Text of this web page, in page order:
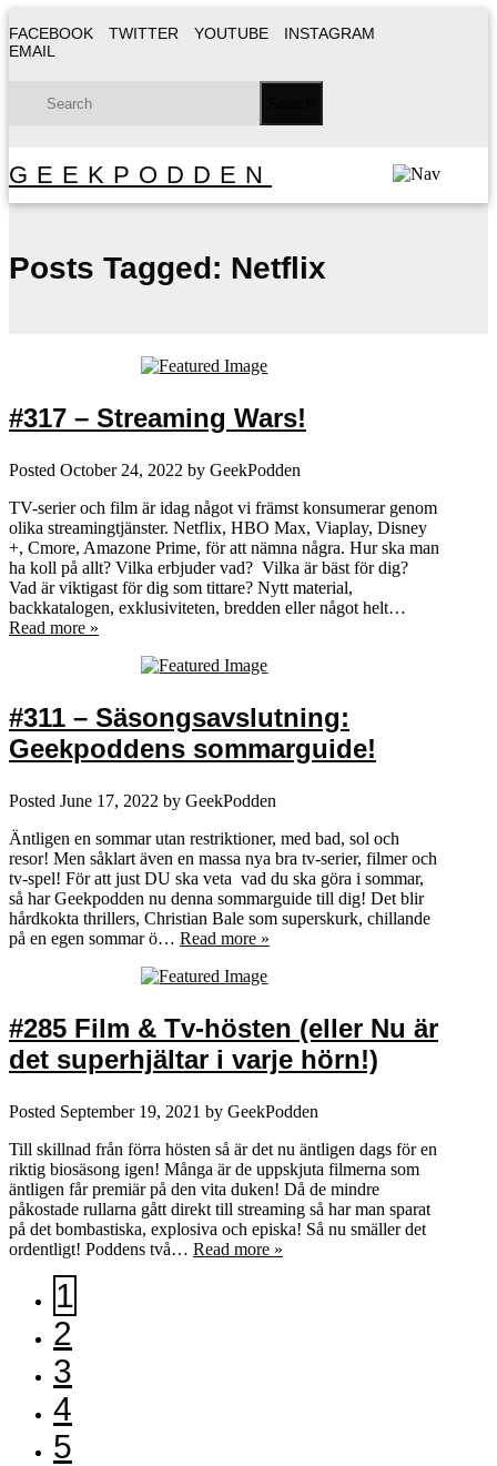
FACEBOOK TWITTER YOUTUBE
INSTAGRAM
EMAIL
GEEKPODDEN
Posts Tagged: Netflix
#317 – Streaming Wars!
Posted October 24, 2022 by GeekPodden
TV-serier och film är idag något vi främst konsumerar genom
olika streamingtjänster. Netflix, HBO Max, Viaplay, Disney
+, Cmore, Amazone Prime, för att nämna några. Hur ska man
ha koll på allt? Vilka erbjuder vad? Vilka är bäst för dig?
Vad är viktigast för dig som tittare? Nytt material,
backkatalogen, exklusiviteten, bredden eller något helt…
Read more »
#311 – Säsongsavslutning:
Geekpoddens sommarguide!
Posted June 17, 2022 by GeekPodden
Äntligen en sommar utan restriktioner, med bad, sol och
resor! Men såklart även en massa nya bra tv-serier, filmer och
tv-spel! För att just DU ska veta vad du ska göra i sommar,
så har Geekpodden nu denna sommarguide till dig! Det blir
hårdkokta thrillers, Christian Bale som superskurk, chillande
på en egen sommar ö… Read more »
#285 Film & Tv-hösten (eller Nu är
det superhjältar i varje hörn!)
Posted September 19, 2021 by GeekPodden
Till skillnad från förra hösten så är det nu äntligen dags för en
riktig biosäsong igen! Många är de uppskjuta filmerna som
äntligen får premiär på den vita duken! Då de mindre
påkostade rullarna gått direkt till streaming så har man sparat
på det bombastiska, explosiva och episka! Så nu smäller det
ordentligt! Poddens två… Read more »
1
2
3
4
5